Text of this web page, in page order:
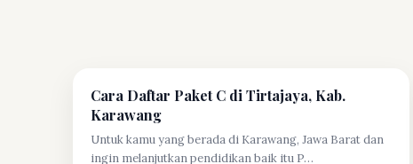
Cara Daftar Paket C di Tirtajaya, Kab.
Karawang
Untuk kamu yang berada di Karawang, Jawa Barat dan
ingin melanjutkan pendidikan baik itu P…